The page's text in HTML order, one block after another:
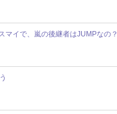
マイで、嵐の後継者はJUMPなの？